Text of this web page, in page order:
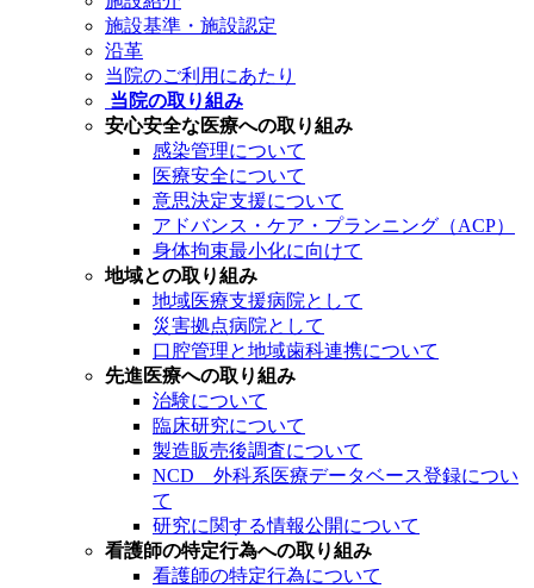
施設基準・施設認定
沿革
当院のご利用にあたり
当院の取り組み
安心安全な医療への取り組み
感染管理について
医療安全について
意思決定支援について
アドバンス・ケア・プランニング（ACP）
身体拘束最小化に向けて
地域との取り組み
地域医療支援病院として
災害拠点病院として
口腔管理と地域歯科連携について
先進医療への取り組み
治験について
臨床研究について
製造販売後調査について
NCD 外科系医療データベース登録につい
て
研究に関する情報公開について
看護師の特定行為への取り組み
看護師の特定行為について